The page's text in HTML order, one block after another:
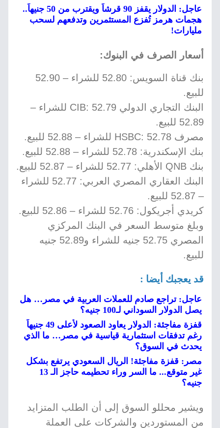
عاجل: الدولار يقفز 90 قرشاً ويقترب من 50 جنيهاً..
هجمات هرمز تُفزع المستثمرين وتدفعهم لسحب
مليارات!
أسعار الصرف في البنوك:
بنك قناة السويس: 52.80 للشراء – 52.90
للبيع.
البنك التجاري الدولي CIB: 52.79 للشراء –
52.89 للبيع.
مصرف HSBC: 52.78 للشراء – 52.88 للبيع.
بنك الإسكندرية: 52.78 للشراء – 52.88 للبيع.
بنك QNB الأهلي: 52.77 للشراء – 52.87 للبيع.
البنك العقاري المصري العربي: 52.77 للشراء
– 52.87 للبيع.
كريدي أجريكول: 52.76 للشراء – 52.86 للبيع.
وبلغ متوسط السعر في البنك المركزي
المصري 52.75 جنيه للشراء و52.89 جنيه
للبيع.
قد يعجبك أيضا :
عاجل: تراجع صادم للعملات العربية في مصر… هل
يصل الدولار السوداني لـ100 جنيه؟
قفزة مفاجئة: الدولار يعاود الصعود لأعلى 49 جنيهاً
رغم تدفقات استثمارية قياسية في مصر… ما الذي
يحدث في السوق؟
مصر: قفزة مفاجئة! الريال السعودي يرتفع بشكل
غير متوقع... ما السر وراء تحطيمه حاجز الـ 13
جنيه؟
ويشير محللو السوق إلى أن الطلب المتزايد
من المستوردين والشركات على العملة